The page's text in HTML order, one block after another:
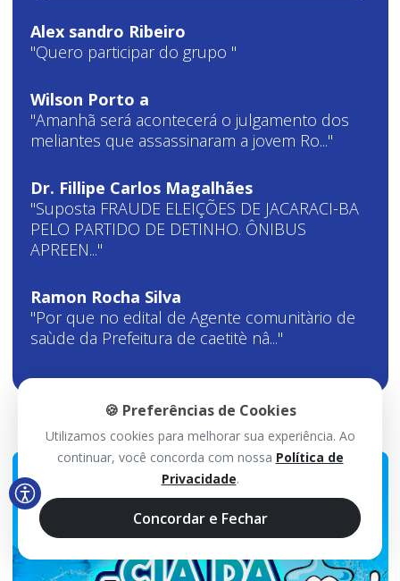
Alex sandro Ribeiro
"Quero participar do grupo "
Wilson Porto a
"Amanhã será acontecerá o julgamento dos
meliantes que assassinaram a jovem Ro..."
Dr. Fillipe Carlos Magalhães
"Suposta FRAUDE ELEIÇÕES DE JACARACI-BA
PELO PARTIDO DE DETINHO. ÔNIBUS
APREEN..."
Ramon Rocha Silva
"Por que no edital de Agente comunitàrio de
saùde da Prefeitura de caetitè nâ..."
🍪 Preferências de Cookies
Utilizamos cookies para melhorar sua experiência. Ao
continuar, você concorda com nossa Política de
Privacidade.
Concordar e Fechar